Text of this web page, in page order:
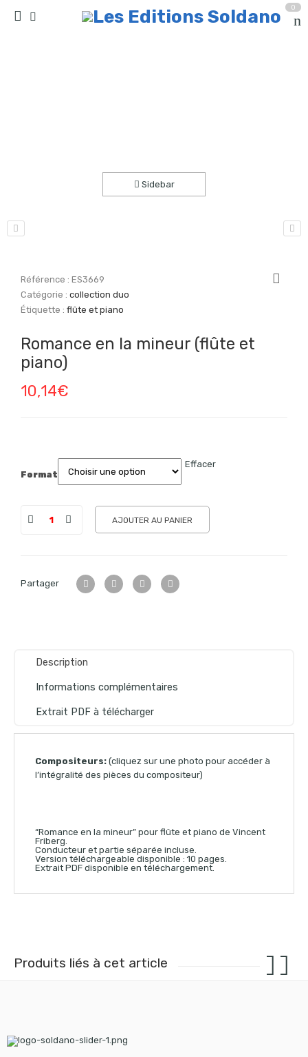
0
Sidebar
Référence :ES3669
Catégorie :collection duo
Étiquette :flûte et piano
Romance en la mineur (flûte et
piano)
10,14€
Format
Effacer
AJOUTER AU PANIER
Partager
Description
Informations complémentaires
Extrait PDF à télécharger
Compositeurs: (cliquez sur une photo pour accéder à
l’intégralité des pièces du compositeur)
“Romance en la mineur” pour flûte et piano de Vincent
Friberg.
Conducteur et partie séparée incluse.
Version téléchargeable disponible : 10 pages.
Extrait PDF disponible en téléchargement.
Produits liés à cet article